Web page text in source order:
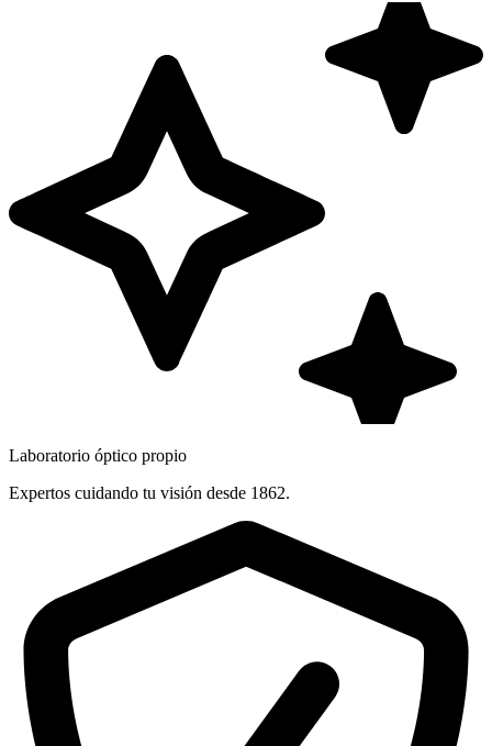
Laboratorio óptico propio
Expertos cuidando tu visión desde 1862.